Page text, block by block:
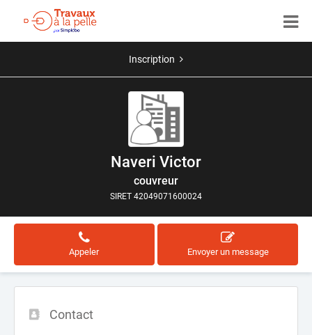
Inscription
Naveri Victor
couvreur
SIRET 42049071600024
Appeler Envoyer un message
Contact